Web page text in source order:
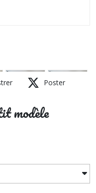
Poster
modèle